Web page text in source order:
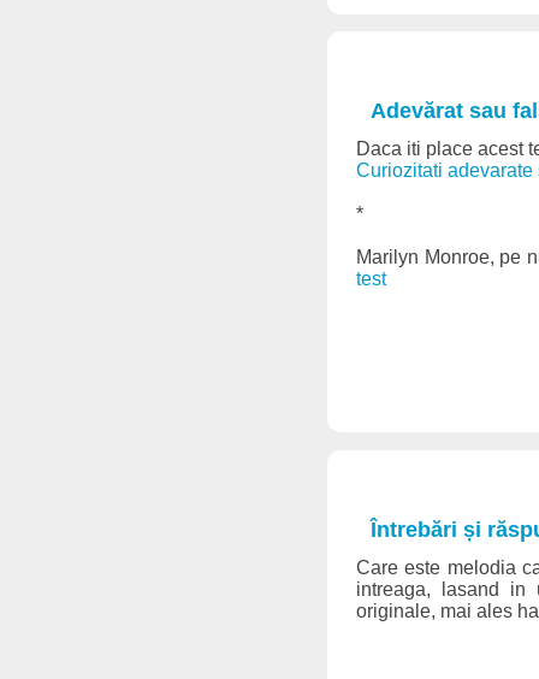
Adevărat sau
Daca iti place acest
Curiozitati
*
Marilyn Monroe, pe
test
Întrebări și
Care este melodia
intreaga, lasand in
originale, mai ales